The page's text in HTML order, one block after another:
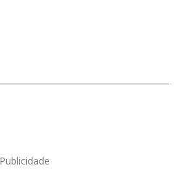
Publicidade